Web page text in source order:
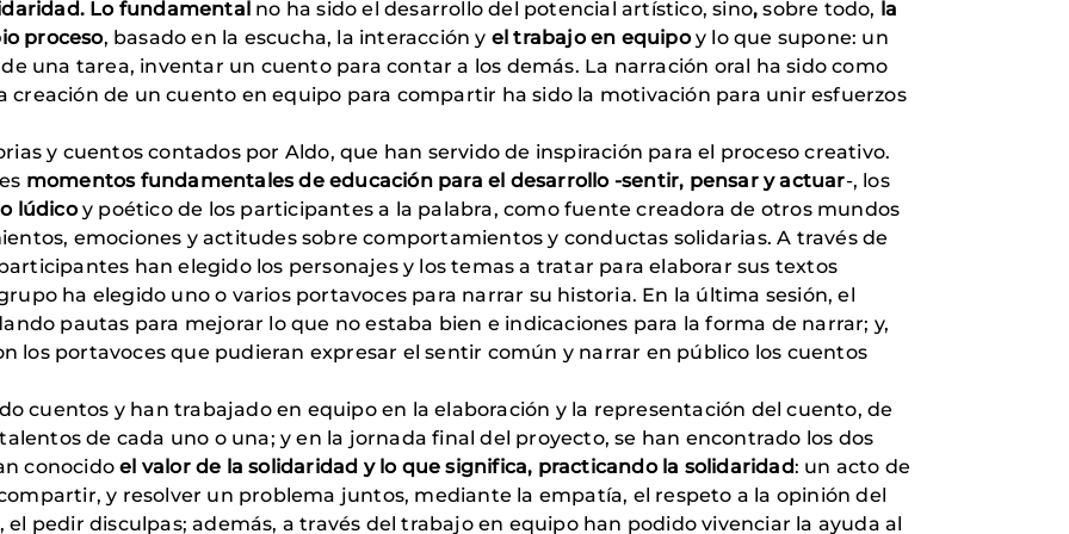
Lo fundamental no ha sido el desarrollo del potencial artístico, sino,sobre todo, la
proceso, basado en la escucha, la interacción y el trabajo en equipoy lo que supone: un
una tarea, inventar un cuento para contar a los demás. La narración oral ha sido como
creación de un cuento en equipo para compartir ha sido la motivación para unir esfuerzos
y cuentos contados por Aldo, que han servido de inspiración para el proceso creativo.
momentos fundamentales de educación para el desarrollo -sentir, pensar y actuar-, los
lúdicoy poético de los participantes a la palabra, como fuente creadora de otros mundos
emociones y actitudes sobre comportamientos y conductas solidarias. A través de
han elegido los personajes y los temas a tratar para elaborar sus textos
ha elegido uno o varios portavoces para narrar su historia. En la última sesión, el
pautas para mejorar lo que no estaba bien e indicaciones para la forma de narrar; y,
los portavoces que pudieran expresar el sentir común y narrar en público los cuentos
cuentos y han trabajado en equipo en la elaboración y la representación del cuento, de
de cada uno o una; y en la jornada final del proyecto, se han encontrado los dos
conocidoel valor de la solidaridad y lo que significa, practicando la solidaridad: un acto de
y resolver un problema juntos, mediante la empatía, el respeto a la opinión del
pedir disculpas; además, a través del trabajo en equipo han podido vivenciar la ayuda al